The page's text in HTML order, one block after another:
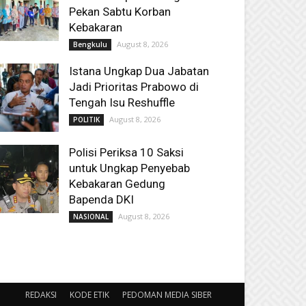
Pekan Sabtu Korban
Kebakaran
Bengkulu August 8, 2026
Istana Ungkap Dua Jabatan
Jadi Prioritas Prabowo di
Tengah Isu Reshuffle
POLITIK August 8, 2026
Polisi Periksa 10 Saksi
untuk Ungkap Penyebab
Kebakaran Gedung
Bapenda DKI
NASIONAL August 8, 2026
REDAKSI KODE ETIK PEDOMAN MEDIA SIBER